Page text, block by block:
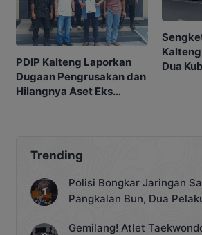
PDIP Kalteng Laporkan
Dugaan Pengrusakan dan
Hilangnya Aset Eks
Dua
Trending
Polisi Bongkar Jaringan
Pangkalan Bun, Dua
Gemilang! Atlet